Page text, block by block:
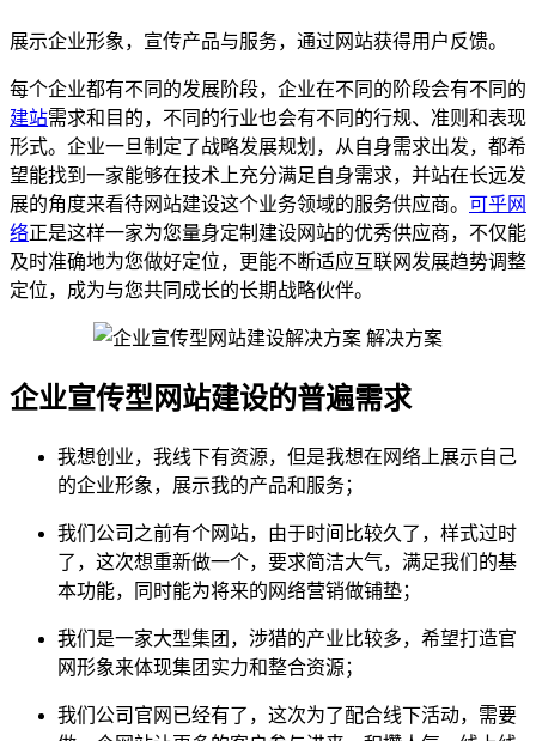
展示企业形象，宣传产品与服务，通过网站获得用户反馈。
每个企业都有不同的发展阶段，企业在不同的阶段会有不同的
建站需求和目的，不同的行业也会有不同的行规、准则和表现
形式。企业一旦制定了战略发展规划，从自身需求出发，都希
望能找到一家能够在技术上充分满足自身需求，并站在长远发
展的角度来看待网站建设这个业务领域的服务供应商。 可乎网
络正是这样一家为您量身定制建设网站的优秀供应商，不仅能
及时准确地为您做好定位，更能不断适应互联网发展趋势调整
定位，成为与您共同成长的长期战略伙伴。
企业宣传型网站建设的普遍需求
我想创业，我线下有资源，但是我想在网络上展示自己
的企业形象，展示我的产品和服务；
我们公司之前有个网站，由于时间比较久了，样式过时
了，这次想重新做一个，要求简洁大气，满足我们的基
本功能，同时能为将来的网络营销做铺垫；
我们是一家大型集团，涉猎的产业比较多，希望打造官
网形象来体现集团实力和整合资源；
我们公司官网已经有了，这次为了配合线下活动，需要